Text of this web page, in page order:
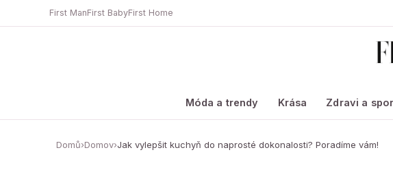
First ManFirst BabyFirst Home
Móda a trendy Krása Zdravi a
Domů›Domov›Jak vylepšit kuchyň do naprosté dokonalosti? Poradíme vám!